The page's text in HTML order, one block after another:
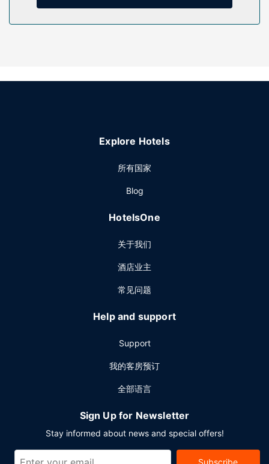
您可以到酒店的Bambara餐厅享用美味的午餐和晚餐；也可以
其他设施
Explore Hotels
所有国家
Blog
HotelsOne
关于我们
酒店业主
常见问题
Help and support
Support
我的客房预订
全部语言
Sign Up for Newsletter
Stay informed about news and special offers!
Subscribe